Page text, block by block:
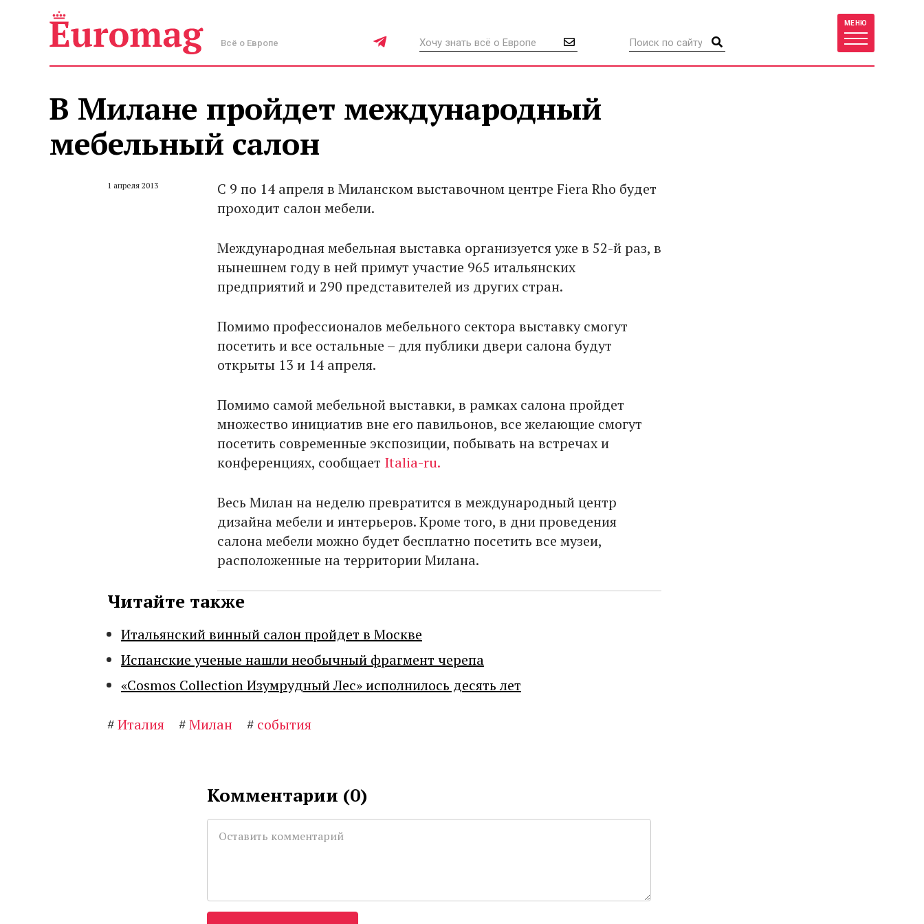
Всё о Европе
МЕНЮ
В Милане пройдет международный
мебельный салон
1 апреля 2013
С 9 по 14 апреля в Миланском выставочном центре Fiera Rho будет
проходит салон мебели.
Международная мебельная выставка организуется уже в 52-й раз, в
нынешнем году в ней примут участие 965 итальянских
предприятий и 290 представителей из других стран.
Помимо профессионалов мебельного сектора выставку смогут
посетить и все остальные – для публики двери салона будут
открыты 13 и 14 апреля.
Помимо самой мебельной выставки, в рамках салона пройдет
множество инициатив вне его павильонов, все желающие смогут
посетить современные экспозиции, побывать на встречах и
конференциях, сообщает Italia-ru.
Весь Милан на неделю превратится в международный центр
дизайна мебели и интерьеров. Кроме того, в дни проведения
салона мебели можно будет бесплатно посетить все музеи,
расположенные на территории Милана.
Читайте также
Итальянский винный салон пройдет в Москве
Испанские ученые нашли необычный фрагмент черепа
«Cosmos Collection Изумрудный Лес» исполнилось десять лет
#Италия #Милан # события
Комментарии (0)